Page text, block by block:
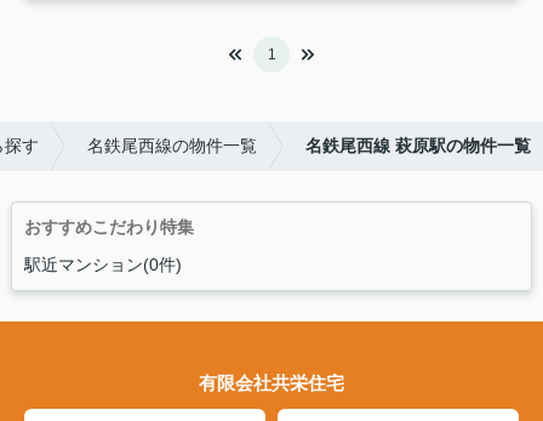
1
探す 名鉄尾西線の物件一覧 名鉄尾西線 萩原駅の物件一覧
おすすめこだわり特集
駅近マンション(0件)
有限会社共栄住宅